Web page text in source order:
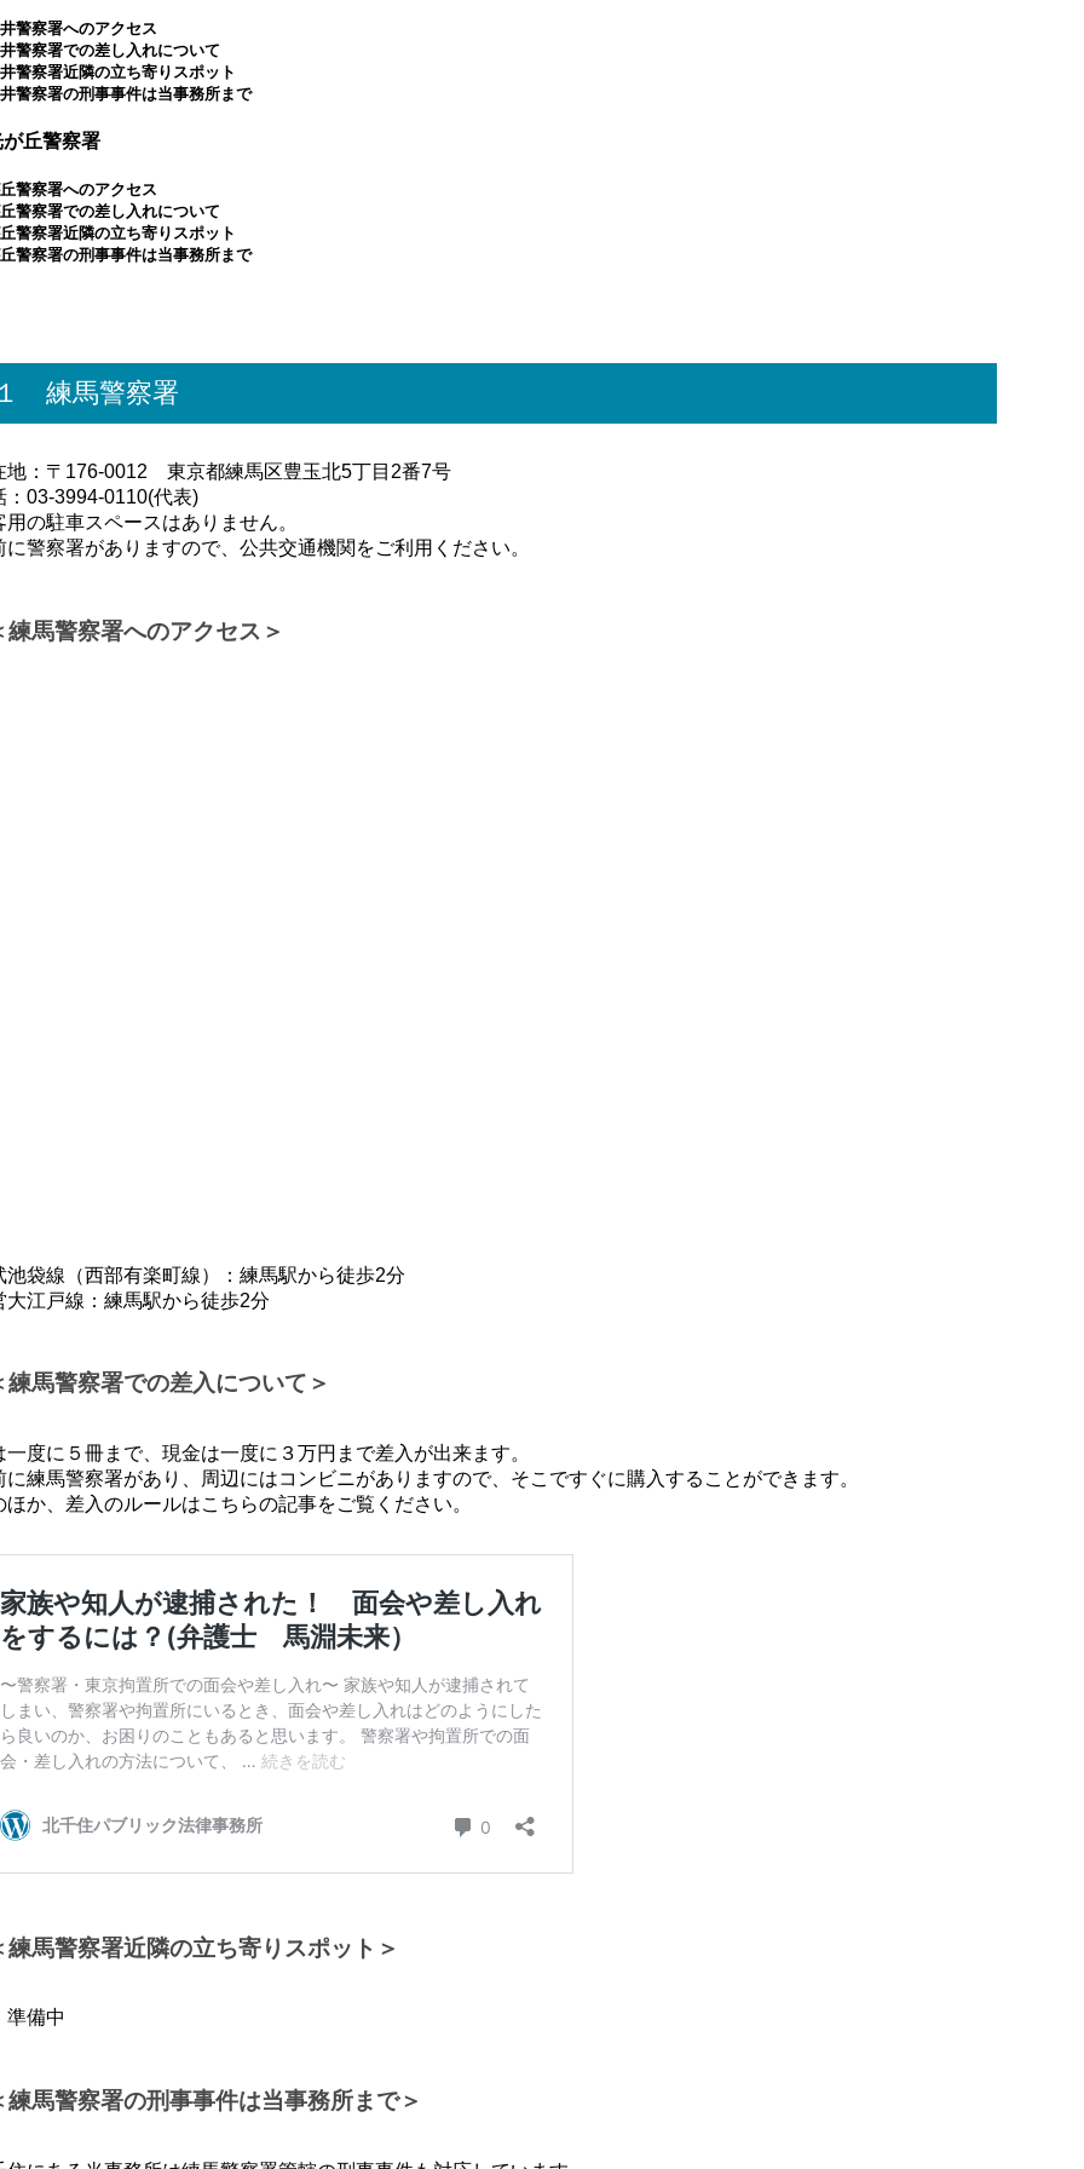
警察署へのアクセス
警察署での差し入れについて
警察署近隣の立ち寄りスポット
警察署の刑事事件は当事務所まで
が丘警察署
警察署へのアクセス
警察署での差し入れについて
警察署近隣の立ち寄りスポット
警察署の刑事事件は当事務所まで
１ 練馬警察署
地：〒176-0012 東京都練馬区豊玉北5丁目2番7号
：03-3994-0110(代表)
用の駐車スペースはありません。
に警察署がありますので、公共交通機関をご利用ください。
練馬警察署へのアクセス＞
池袋線（西部有楽町線）：練馬駅から徒歩2分
大江戸線：練馬駅から徒歩2分
練馬警察署での差入について＞
一度に５冊まで、現金は一度に３万円まで差入が出来ます。
に練馬警察署があり、周辺にはコンビニがありますので、そこですぐに購入することができます。
ほか、差入のルールはこちらの記事をご覧ください。
練馬警察署近隣の立ち寄りスポット＞
備中
練馬警察署の刑事事件は当事務所まで＞